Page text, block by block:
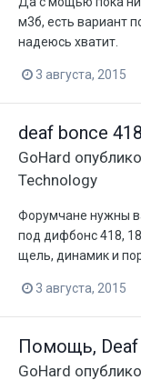
м3б, есть вариант
надеюсь хватит.
3 августа, 2015
deaf bonce
GoHard
Technology
Форумчане нужны
под дифбонс 418,
щель, динамик и
3 августа, 2015
Помощь, Deaf
GoHard